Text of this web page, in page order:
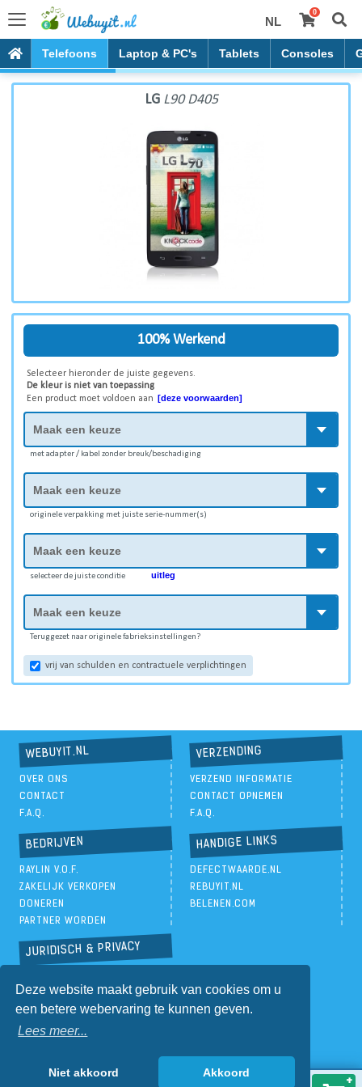
Deze website maakt gebruik van cookies om u
een betere webervaring te kunnen geven.
Lees meer...
Niet akkoord Akkoord
NL
0
Telefoons Laptop & PC's Tablets Consoles
LG L90 D405
LG L90 D405
100% Werkend
Selecteer hieronder de juiste gegevens.
De kleur is niet van toepassing
Een product moet voldoen aan [deze voorwaarden]
met adapter / kabel zonder breuk/beschadiging
originele verpakking met juiste serie-nummer(s)
selecteer de juiste conditie uitleg
Teruggezet naar originele fabrieksinstellingen?
vrij van schulden en contractuele verplichtingen
WEBUYIT.NL
OVER ONS
CONTACT
F.A.Q.
VERZENDING
VERZEND INFORMATIE
CONTACT OPNEMEN
F.A.Q.
BEDRIJVEN
RAYLIN V.O.F.
ZAKELIJK VERKOPEN
DONEREN
PARTNER WORDEN
HANDIGE LINKS
DEFECTWAARDE.NL
REBUYIT.NL
BELENEN.COM
JURIDISCH & PRIVACY
ALGEMENE VOORWAARDEN